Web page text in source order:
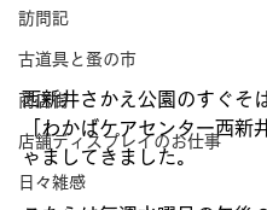
訪問記
古道具と蚤の市
商店街
店舗ディスプレイのお仕事
日々雑感
西新井さかえ公園のすぐそ
「わかばケアセンター西新
ゃましてきました。